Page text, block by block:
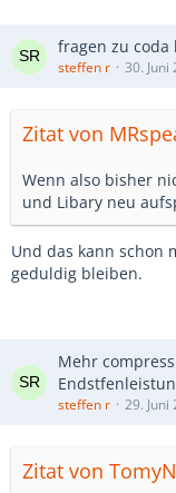
fragen zu coda
steffen r 30. Juni
Zitat von
Wenn also bisher
und Libary neu
Und das kann schon
geduldig bleiben.
Mehr
steffen r 29. Juni
Zitat von TomyN